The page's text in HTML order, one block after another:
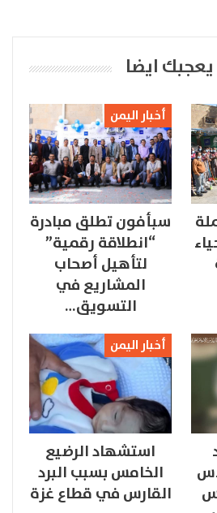
ايضا
أخبار اليمن
سبأفون تطلق مبادرة
“انطلاقة رقمية”
لتأهيل أصحاب
المشاريع في
التسويق…
أخبار اليمن
استشهاد الرضيع
الخامس بسبب البرد
القارس في قطاع غزة